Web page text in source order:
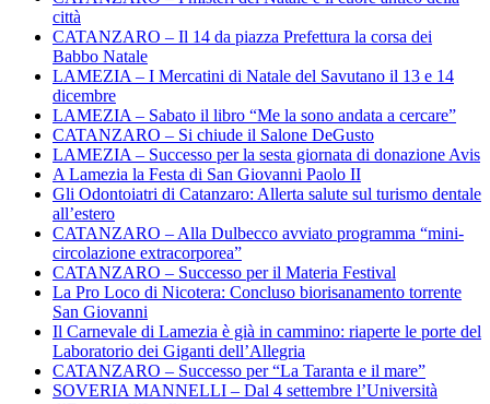
città
CATANZARO – Il 14 da piazza Prefettura la corsa dei
Babbo Natale
LAMEZIA – I Mercatini di Natale del Savutano il 13 e 14
dicembre
LAMEZIA – Sabato il libro “Me la sono andata a cercare”
CATANZARO – Si chiude il Salone DeGusto
LAMEZIA – Successo per la sesta giornata di donazione Avis
A Lamezia la Festa di San Giovanni Paolo II
Gli Odontoiatri di Catanzaro: Allerta salute sul turismo dentale
all’estero
CATANZARO – Alla Dulbecco avviato programma “mini-
circolazione extracorporea”
CATANZARO – Successo per il Materia Festival
La Pro Loco di Nicotera: Concluso biorisanamento torrente
San Giovanni
Il Carnevale di Lamezia è già in cammino: riaperte le porte del
Laboratorio dei Giganti dell’Allegria
CATANZARO – Successo per “La Taranta e il mare”
SOVERIA MANNELLI – Dal 4 settembre l’Università